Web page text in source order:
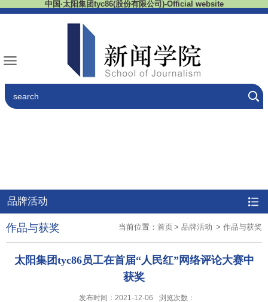
中国·太阳集团tyc86(股份有限公司)-Official website
品牌活动
当前位置： 首页> 品牌活动 > 作品与获奖
作品与获奖
太阳集团tyc86员工在首届“人民红”网络评论大赛中
获奖
发布时间：2021-12-06 浏览次数：